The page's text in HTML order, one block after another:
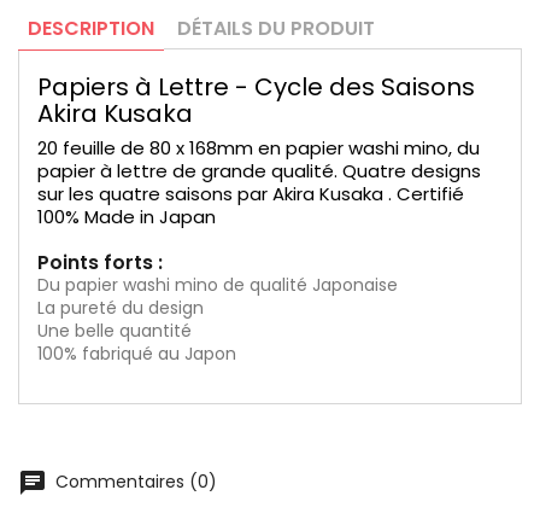
DESCRIPTION DÉTAILS DU PRODUIT
Papiers à Lettre - Cycle des Saisons
Akira Kusaka
20 feuille de 80 x 168mm en papier washi mino, du
papier à lettre de grande qualité. Quatre designs
sur les quatre saisons par Akira Kusaka . Certifié
100% Made in Japan
Points forts :
Du papier washi mino de qualité Japonaise
La pureté du design
Une belle quantité
100% fabriqué au Japon
chat Commentaires (0)